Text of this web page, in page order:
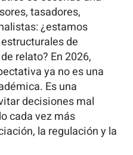
tasadores,
¿estamos
de
relato? En 2026,
ya no es una
Es una
decisiones mal
cada vez más
la regulación y la